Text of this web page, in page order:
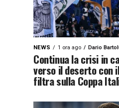
NEWS 1 ora ago Dario
Continua la crisi in
verso il deserto con
filtra sulla Coppa